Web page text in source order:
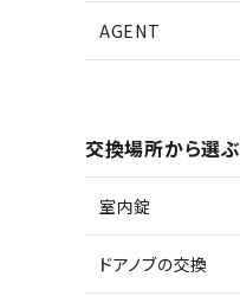
AGENT
交換場所から選ぶ
室内錠
ドアノブの交換